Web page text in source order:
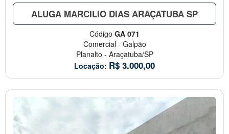
ALUGA MARCILIO DIAS ARAÇATUBA SP
Código GA 071
Comercial - Galpão
Planalto - Araçatuba/SP
Locação: R$ 3.000,00